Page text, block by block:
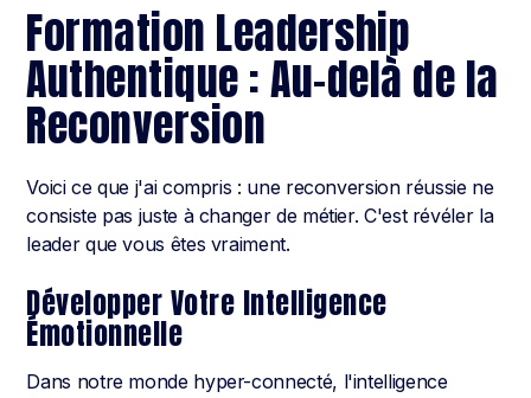
Formation Leadership
Authentique : Au-delà de la
Reconversion
Voici ce que j'ai compris : une reconversion réussie ne
consiste pas juste à changer de métier. C'est révéler la
leader que vous êtes vraiment.
Développer Votre Intelligence
Émotionnelle
Dans notre monde hyper-connecté, l'intelligence